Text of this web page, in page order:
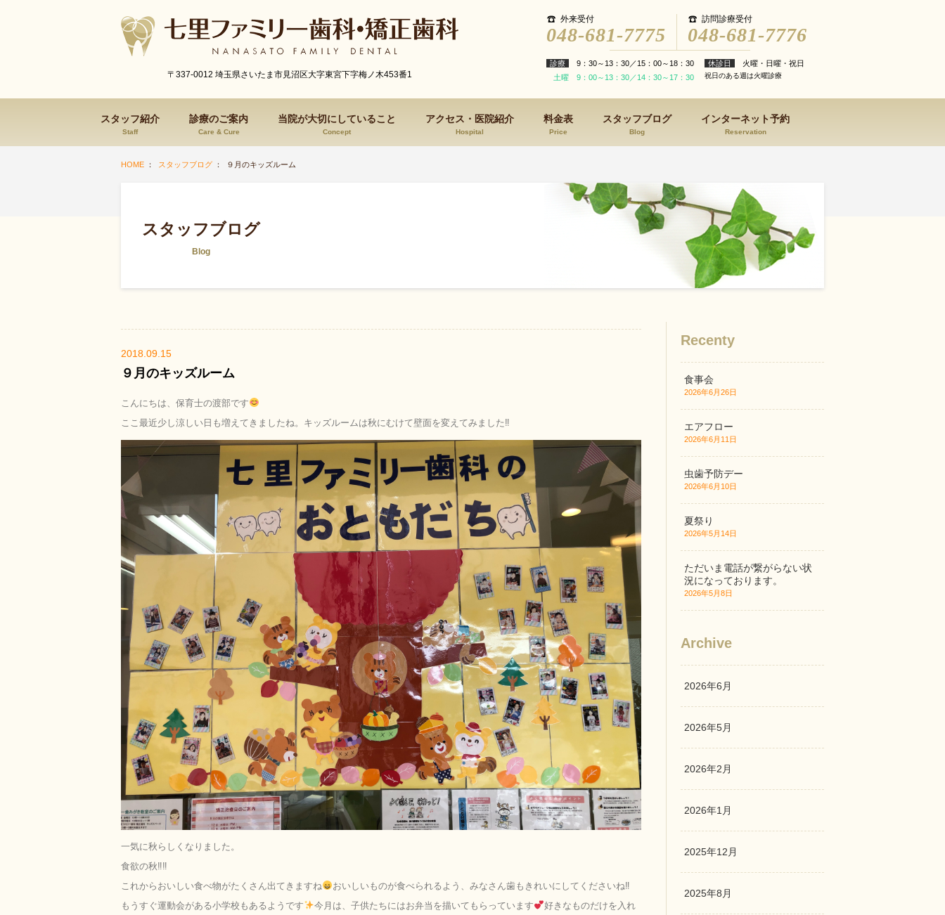
〒337-0012 埼玉県さいたま市見沼区大字東宮下字梅ノ木453番1
外来受付
048-681-7775
訪問診療受付
048-681-7776
診療
9：30～13：30／15：00～18：30
土曜 9：00～13：30／14：30～17：30
休診日 火曜・日曜・祝日
祝日のある週は火曜診療
スタッフ紹介
Staff
診療のご案内
Care & Cure
当院が大切にしていること
Concept
アクセス・医院紹介
Hospital
料金表
Price
スタッフブログ
Blog
インターネット予約
Reservation
HOME ： スタッフブログ ： ９月のキッズルーム
スタッフブログ
Blog
2018.09.15
９月のキッズルーム
こんにちは、保育士の渡部です
ここ最近少し涼しい日も増えてきましたね。キッズルームは秋にむけて壁面を変えてみました‼︎
一気に秋らしくなりました。
食欲の秋‼︎‼︎
これからおいしい食べ物がたくさん出てきますね
おいしいものが食べられるよう、みなさん歯もきれいにしてくださいね‼︎
もうすぐ運動会がある小学校もあるようです
今月は、子供たちにはお弁当を描いてもらっています
好きなものだけを入れ
Recenty
食事会
2026年6月26日
エアフロー
2026年6月11日
虫歯予防デー
2026年6月10日
夏祭り
2026年5月14日
ただいま電話が繋がらない状
況になっております。
2026年5月8日
Archive
2026年6月
2026年5月
2026年2月
2026年1月
2025年12月
2025年8月